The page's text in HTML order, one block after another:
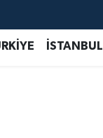
İSTANBUL